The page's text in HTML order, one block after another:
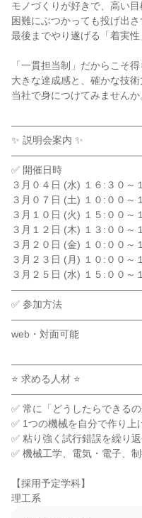
モノづくりが好きで、高い目
困難にぶつかっても投げ出さ
最後までやり遂げる「着実性
「一貫担当制」だからこそ
大きな達成感と、確かな技術
当社で身につけてみませんか
✨ 説明会案内 ✨
✅ 開催日時
３月０４日 (水) １６:３０～
３月０７日 (土) １０:００～
３月１０日 (火) １５:００～
３月１２日 (木) １３:００～
３月２０日 (金) １０:００～
３月２３日 (月) １０:００～
３月２５日 (水) １５:００～
✅ 参加方法
web・対面可能
⭐ 求める人材 ⭐
✅ 常に「どうしたらできる
✅ 1つの機械を自分で作り上
✅ 粘り強く試行錯誤を繰り
✅ 機械工学、電気・電子、
【採用予定学科】
理工系